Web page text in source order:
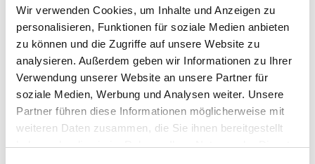
Wir verwenden Cookies, um Inhalte und Anzeigen zu
personalisieren, Funktionen für soziale Medien anbieten
zu können und die Zugriffe auf unsere Website zu
analysieren. Außerdem geben wir Informationen zu Ihrer
Verwendung unserer Website an unsere Partner für
soziale Medien, Werbung und Analysen weiter. Unsere
Partner führen diese Informationen möglicherweise mit
weiteren Daten zusammen, die Sie ihnen bereitgestellt
haben oder die sie im Rahmen Ihrer Nutzung der Dienste
Gäste-WC
Bemerkungen:
Das Hauptgebäude verfügt über 4 Schlafzimmer, einen
großzügigen Wohn- und Essbereich, eine moderne Küche, einen
Hauswirtschaftsraum, ein großes Hauptbad und eine Gästebad
mit Dusche.
Die Einliegerwohnung verfügt über ein Schlafzimmer, ein
Wohnzimmer, eine Küche mit Essbereich und ein m...